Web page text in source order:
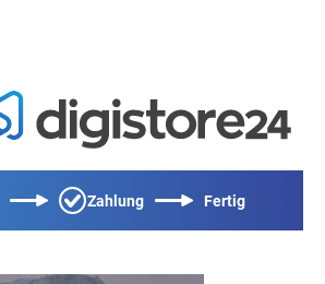
Zahlung Fertig